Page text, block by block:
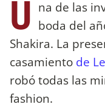
U na de las
boda del
Shakira. La
casamiento de
robó todas las
fashion.